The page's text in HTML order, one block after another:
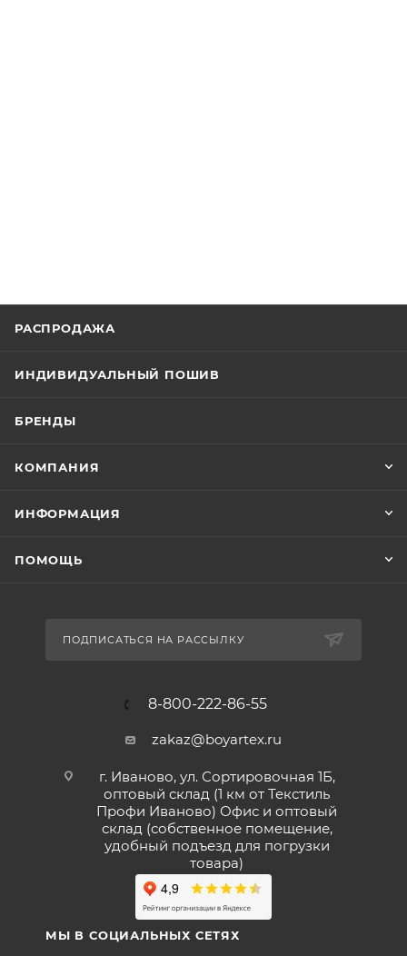
РАСПРОДАЖА
ИНДИВИДУАЛЬНЫЙ ПОШИВ
БРЕНДЫ
КОМПАНИЯ
ИНФОРМАЦИЯ
ПОМОЩЬ
ПОДПИСАТЬСЯ НА РАССЫЛКУ
8-800-222-86-55
zakaz@boyartex.ru
г. Иваново, ул. Сортировочная 1Б,
оптовый склад (1 км от Текстиль
Профи Иваново) Офис и оптовый
склад (собственное помещение,
удобный подъезд для погрузки
товара)
МЫ В СОЦИАЛЬНЫХ СЕТЯХ